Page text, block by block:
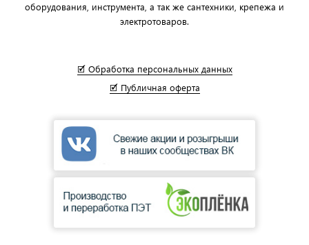
оборудования, инструмента, а так же сантехники, крепежа и
электротоваров.
🗹 Обработка персональных данных
🗹 Публичная оферта